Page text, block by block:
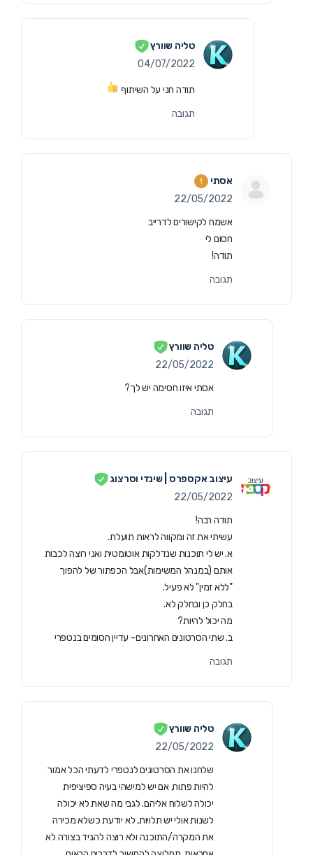
טליה שוורץ
04/07/2022
תודה חני על השיתוף
תגובה
אסתי
22/05/2022
אשמח לקישורים לדרייב
חסום לי
תודה!
תגובה
טליה שוורץ
22/05/2022
אסתי איזו חסימה יש לך?
תגובה
עיצוב אקספרס | שינדי וסרצוג
22/05/2022
תודה רבה!
עשיתי את זה ומקווה לראות תועלת.
א. יש לי תוכנות שנדלקות אוטומטית ואני רוצה לכבות
אותם (במנהל המשימות)אבל הכפתור של להפוך
"ללא זמין" לא פעיל.
בחלק כן ובחלק לא.
מה יכול להיות?
ב. שתי הסרטונים האחרונים- עדיין חסומים בנטפרי
תגובה
טליה שוורץ
22/05/2022
שלחנו את הסרטונים לנטפרי לדעתי הכל אמור
להיות פתוח, אם יש למישהי בעיה ספיציפית
יכולה לשלוח אליהם. לגבי מה שאת לא יכולה
לשנות אולי יש תלויות, לא יודעת כשלא מכירה
את המקרה/התוכנה ולא רוצה להגיד בצורה לא